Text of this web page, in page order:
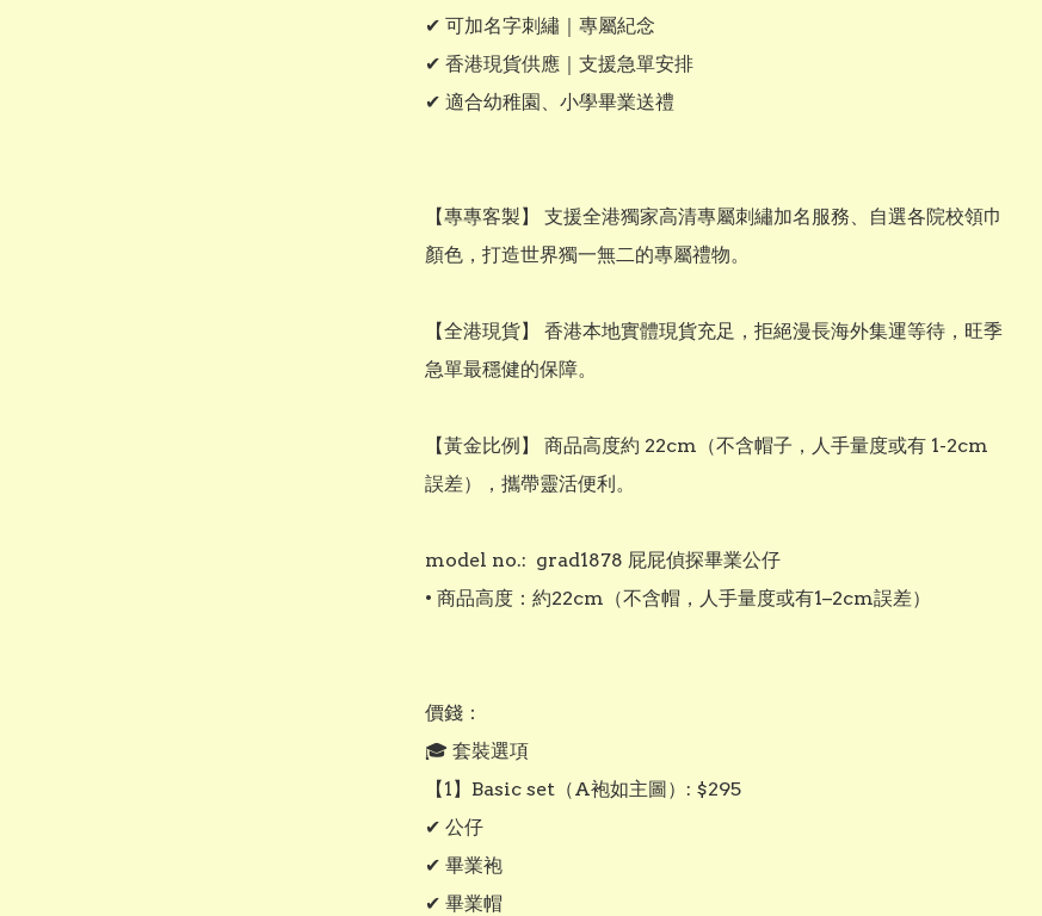
✔ 可加名字刺繡｜專屬紀念
✔ 香港現貨供應｜支援急單安排
✔ 適合幼稚園、小學畢業送禮
​【專專客製】 支援全港獨家高清專屬刺繡加名服務、自選各院校領巾
顏色，打造世界獨一無二的專屬禮物。
​【全港現貨】 香港本地實體現貨充足，拒絕漫長海外集運等待，旺季
急單最穩健的保障。
​【黃金比例】 商品高度約 22cm（不含帽子，人手量度或有 1-2cm
誤差），攜帶靈活便利。
model no.:  grad1878 屁屁偵探畢業公仔
• 商品高度：約22cm（不含帽，人手量度或有1–2cm誤差）
價錢：
🎓 套裝選項
【1】Basic set（A袍如主圖）: $295
✔ 公仔
✔ 畢業袍
✔ 畢業帽